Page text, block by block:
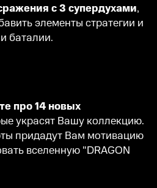
с 3 супердухами,
элементы стратегии и
баталии.
про14 новых
украсят Вашу коллекцию.
придадут Вам мотивацию
вселенную "DRAGON